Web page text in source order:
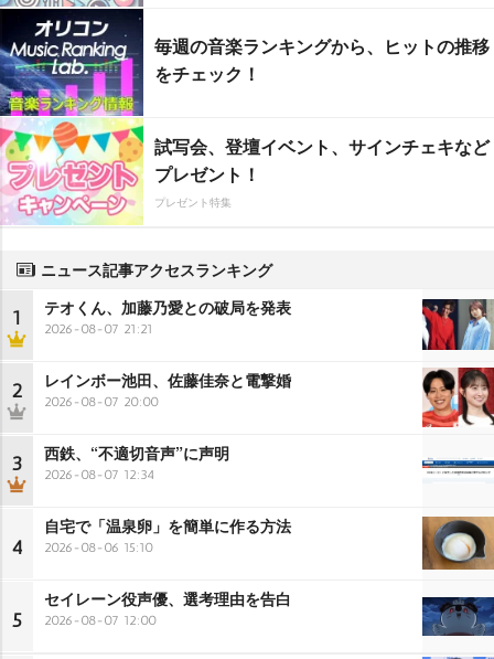
毎週の音楽ランキングから、ヒットの推移
をチェック！
試写会、登壇イベント、サインチェキなど
プレゼント！
プレゼント特集
ニュース記事アクセスランキング
1 テオくん、加藤乃愛との破局を発表
2026-08-07 21:21
2 レインボー池田、佐藤佳奈と電撃婚
2026-08-07 20:00
3 西鉄、“不適切音声”に声明
2026-08-07 12:34
4
自宅で「温泉卵」を簡単に作る方法
2026-08-06 15:10
5
セイレーン役声優、選考理由を告白
2026-08-07 12:00